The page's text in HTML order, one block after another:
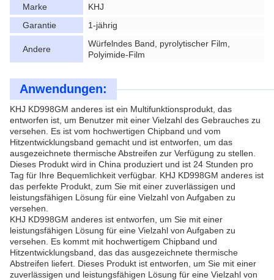
Marke
KHJ
Garantie
1-jährig
Andere
Würfelndes Band, pyrolytischer Film,
Polyimide-Film
Anwendungen:
KHJ KD998GM anderes ist ein Multifunktionsprodukt, das
entworfen ist, um Benutzer mit einer Vielzahl des Gebrauches zu
versehen. Es ist vom hochwertigen Chipband und vom
Hitzentwicklungsband gemacht und ist entworfen, um das
ausgezeichnete thermische Abstreifen zur Verfügung zu stellen.
Dieses Produkt wird in China produziert und ist 24 Stunden pro
Tag für Ihre Bequemlichkeit verfügbar. KHJ KD998GM anderes ist
das perfekte Produkt, zum Sie mit einer zuverlässigen und
leistungsfähigen Lösung für eine Vielzahl von Aufgaben zu
versehen.
KHJ KD998GM anderes ist entworfen, um Sie mit einer
leistungsfähigen Lösung für eine Vielzahl von Aufgaben zu
versehen. Es kommt mit hochwertigem Chipband und
Hitzentwicklungsband, das das ausgezeichnete thermische
Abstreifen liefert. Dieses Produkt ist entworfen, um Sie mit einer
zuverlässigen und leistungsfähigen Lösung für eine Vielzahl von